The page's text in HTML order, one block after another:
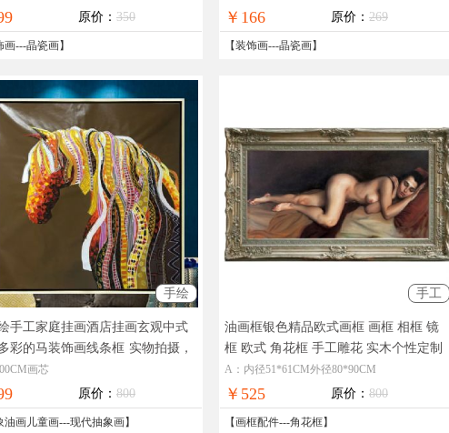
原价： 350
画---晶瓷画】
￥166 原价： 269
【装饰画---晶瓷画】
手绘
手工家庭挂画酒店挂画玄观中式
彩的马装饰画线条框 实物拍摄，
片，在线支付，全国免邮
画芯
原价： 800
油画儿童画---现代抽象画】
手工
油画框银色精品欧式画框 画框 相框 镜
框 欧式 角花框 手工雕花 实木个性定制
宽16cm 厚6.5cm 实物拍摄，现货图片，
在线支付，品质优良
A：内径51*61CM外径80*90CM
￥525 原价： 800
【画框配件---角花框】